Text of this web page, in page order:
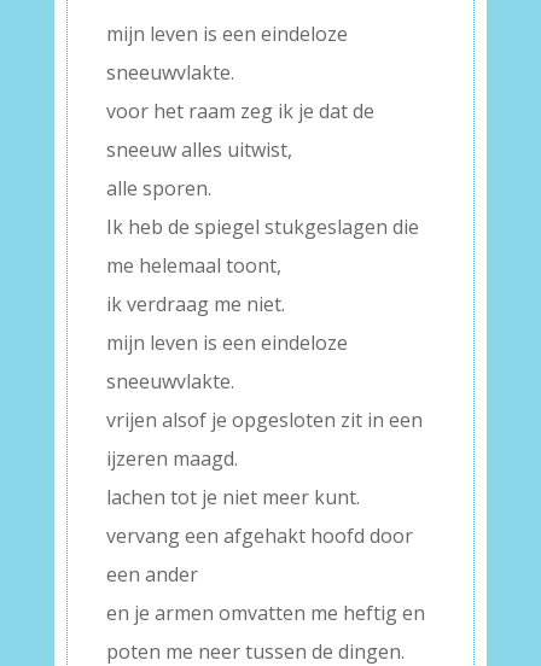
mijn leven is een eindeloze
sneeuwvlakte.
voor het raam zeg ik je dat de
sneeuw alles uitwist,
alle sporen.
Ik heb de spiegel stukgeslagen die
me helemaal toont,
ik verdraag me niet.
mijn leven is een eindeloze
sneeuwvlakte.
vrijen alsof je opgesloten zit in een
ijzeren maagd.
lachen tot je niet meer kunt.
vervang een afgehakt hoofd door
een ander
en je armen omvatten me heftig en
poten me neer tussen de dingen.